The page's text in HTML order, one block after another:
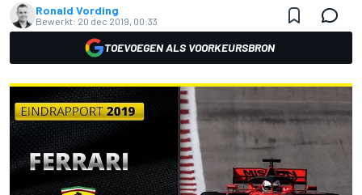
Ronald Vording
Bewerkt: 20 dec 2019, 00:33
TOEVOEGEN ALS VOORKEURSBRON